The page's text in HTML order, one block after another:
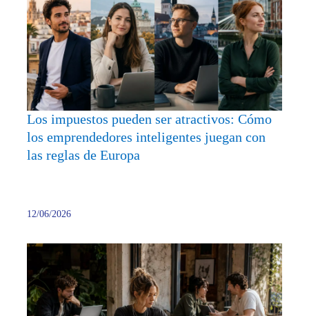
ser
Cómo
los
Los impuestos pueden ser atractivos: Cómo
los emprendedores inteligentes juegan con
las reglas de Europa
12/06/2026
del